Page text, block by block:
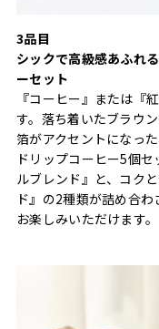
3品目
シックで高級感あふれ
ーセット
『コーヒー』または『
す。落ち着いたブラウ
箔がアクセントになっ
ドリップコーヒー5個
ルブレンド』と、コク
ド』の2種類が詰め合
お楽しみいただけます。